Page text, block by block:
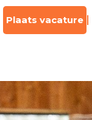
Plaats vacature